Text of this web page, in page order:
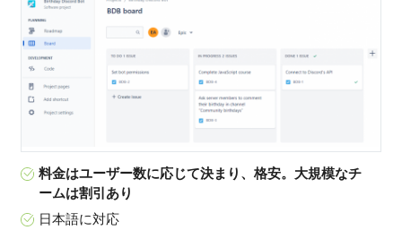
料金はユーザー数に応じて決まり、格安。大規模なチ
ームは割引あり
日本語に対応